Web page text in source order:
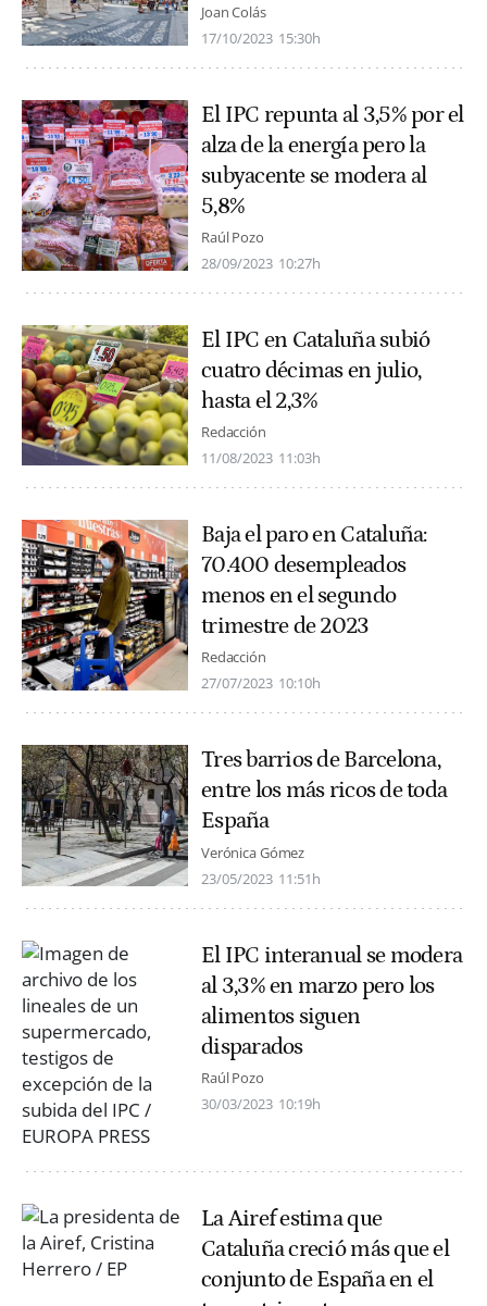
Joan Colás
17/10/2023 15:30h
El IPC repunta al 3,5% por el
alza de la energía pero la
subyacente se modera al
5,8%
Raúl Pozo
28/09/2023 10:27h
El IPC en Cataluña subió
cuatro décimas en julio,
hasta el 2,3%
Redacción
11/08/2023 11:03h
Baja el paro en Cataluña:
70.400 desempleados
menos en el segundo
trimestre de 2023
Redacción
27/07/2023 10:10h
Tres barrios de Barcelona,
entre los más ricos de toda
España
Verónica Gómez
23/05/2023 11:51h
El IPC interanual se modera
al 3,3% en marzo pero los
alimentos siguen
disparados
Raúl Pozo
30/03/2023 10:19h
La Airef estima que
Cataluña creció más que el
conjunto de España en el